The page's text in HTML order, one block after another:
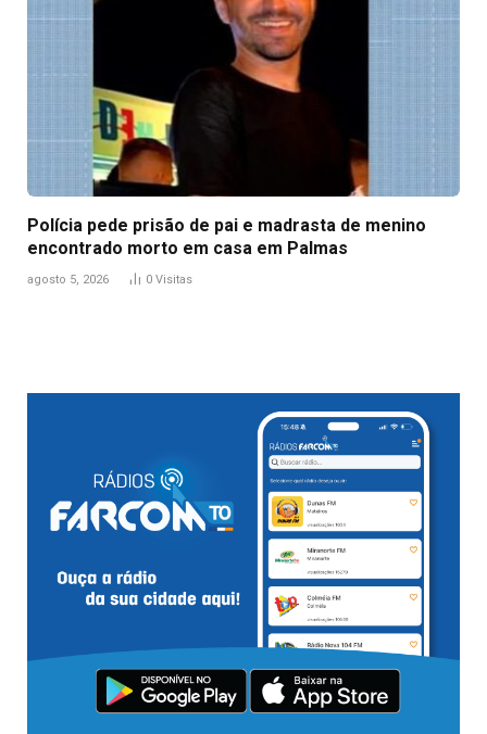
Polícia pede prisão de pai e madrasta de menino
encontrado morto em casa em Palmas
agosto 5, 2026 0 Visitas